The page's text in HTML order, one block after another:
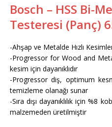
Bosch – HSS Bi-
Testeresi (Panç)
-Ahşap ve Metalde Hızlı
-Progressor for Wood and
kesim için dayanıklıdır
-Progressor diş, optimum
temizleme olanağı sunar
-Sıra dışı dayanıklılık için %8
malzemeden üretilmiştir